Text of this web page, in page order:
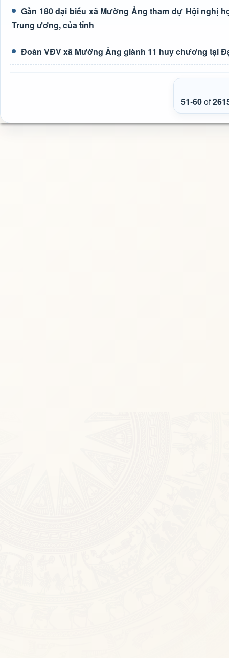
Gần 180 đại biểu xã Mường Ảng tham dự Hội nghị
Trung ương, của tỉnh
Đoàn VĐV xã Mường Ảng giành 11 huy chương tại
51-60of